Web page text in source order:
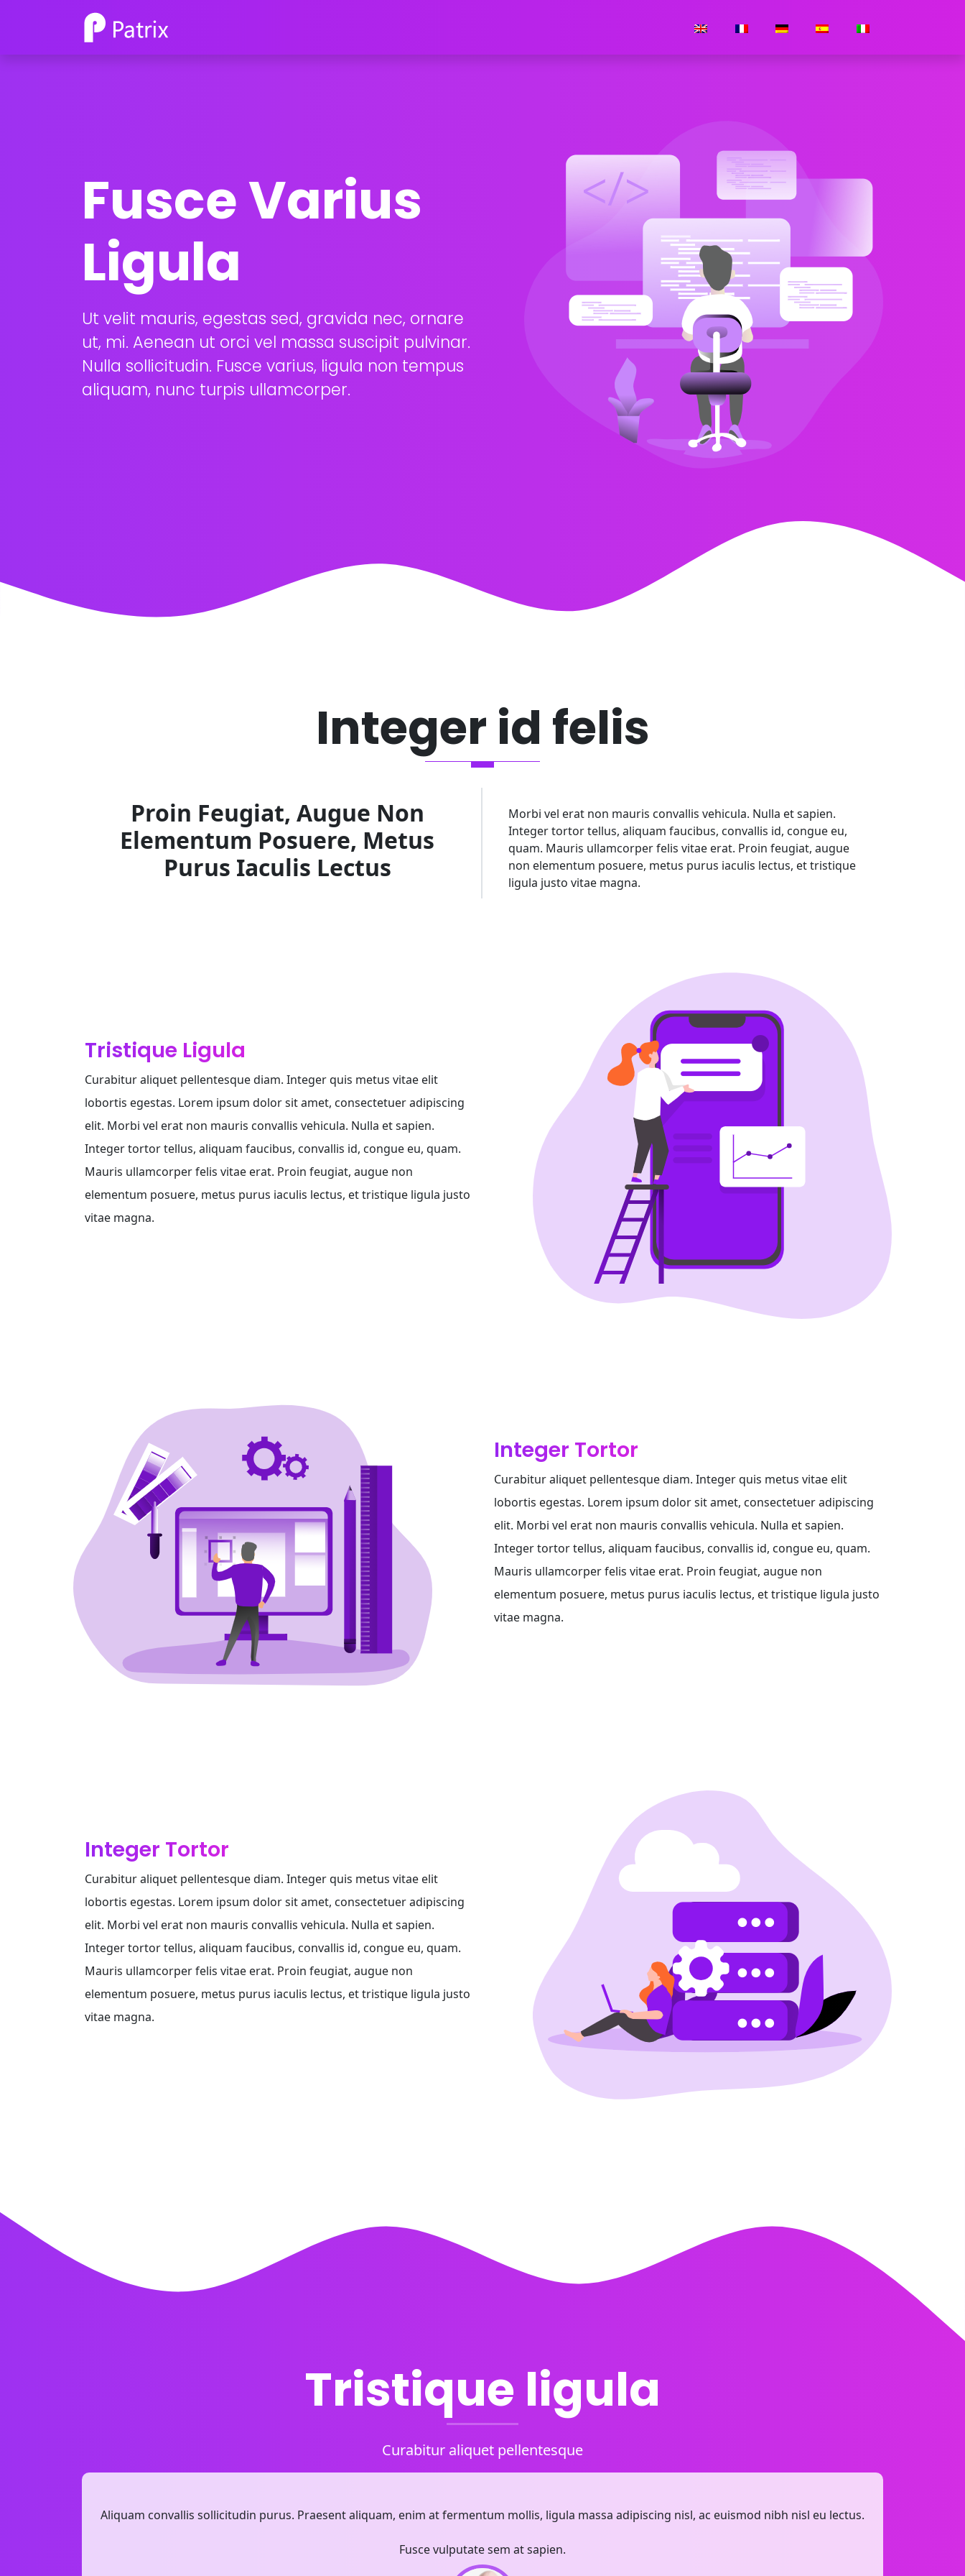
Fusce Varius
Ligula
Ut velit mauris, egestas sed, gravida nec, ornare
ut, mi. Aenean ut orci vel massa suscipit pulvinar.
Nulla sollicitudin. Fusce varius, ligula non tempus
aliquam, nunc turpis ullamcorper.
Integer id felis
Proin Feugiat, Augue Non
Elementum Posuere, Metus
Purus Iaculis Lectus
Morbi vel erat non mauris convallis vehicula. Nulla et sapien.
Integer tortor tellus, aliquam faucibus, convallis id, congue eu,
quam. Mauris ullamcorper felis vitae erat. Proin feugiat, augue
non elementum posuere, metus purus iaculis lectus, et tristique
ligula justo vitae magna.
Tristique Ligula
Curabitur aliquet pellentesque diam. Integer quis metus vitae elit
lobortis egestas. Lorem ipsum dolor sit amet, consectetuer adipiscing
elit. Morbi vel erat non mauris convallis vehicula. Nulla et sapien.
Integer tortor tellus, aliquam faucibus, convallis id, congue eu, quam.
Mauris ullamcorper felis vitae erat. Proin feugiat, augue non
elementum posuere, metus purus iaculis lectus, et tristique ligula justo
vitae magna.
Integer Tortor
Curabitur aliquet pellentesque diam. Integer quis metus vitae elit
lobortis egestas. Lorem ipsum dolor sit amet, consectetuer adipiscing
elit. Morbi vel erat non mauris convallis vehicula. Nulla et sapien.
Integer tortor tellus, aliquam faucibus, convallis id, congue eu, quam.
Mauris ullamcorper felis vitae erat. Proin feugiat, augue non
elementum posuere, metus purus iaculis lectus, et tristique ligula justo
vitae magna.
Integer Tortor
Curabitur aliquet pellentesque diam. Integer quis metus vitae elit
lobortis egestas. Lorem ipsum dolor sit amet, consectetuer adipiscing
elit. Morbi vel erat non mauris convallis vehicula. Nulla et sapien.
Integer tortor tellus, aliquam faucibus, convallis id, congue eu, quam.
Mauris ullamcorper felis vitae erat. Proin feugiat, augue non
elementum posuere, metus purus iaculis lectus, et tristique ligula justo
vitae magna.
Tristique ligula
Curabitur aliquet pellentesque
Aliquam convallis sollicitudin purus. Praesent aliquam, enim at fermentum mollis, ligula massa adipiscing nisl, ac euismod nibh nisl eu lectus.
Fusce vulputate sem at sapien.